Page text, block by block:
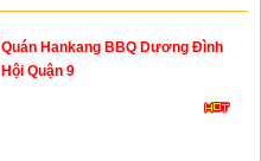
Quán Hankang BBQ Dương Đình
Hội Quận 9